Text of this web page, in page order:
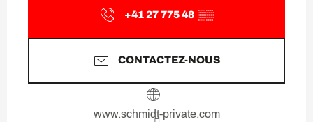
+41 27 775 48 ▒▒
CONTACTEZ-NOUS
www.schmidt-private.com